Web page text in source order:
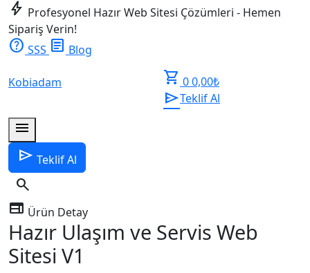
bolt Profesyonel Hazır Web Sitesi Çözümleri - Hemen
Sipariş Verin!
help SSS article Blog
Kobiadam shopping_cart 00,00₺
sendTeklif Al
menu
send Teklif Al
search
web Ürün Detay
Hazır Ulaşım ve Servis Web
Sitesi V1